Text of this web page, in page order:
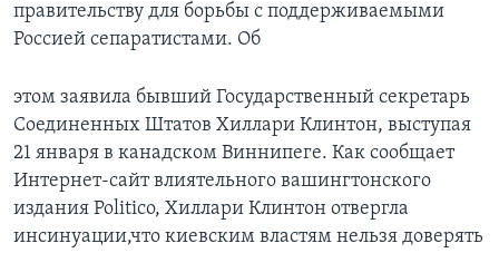
правительству для борьбы с поддерживаемыми
Россией сепаратистами. Об
этом заявила бывший Государственный секретарь
Соединенных Штатов Хиллари Клинтон, выступая
21 января в канадском Виннипеге. Как сообщает
Интернет-сайт влиятельного вашингтонского
издания Politico, Хиллари Клинтон отвергла
инсинуации,что киевским властям нельзя доверять